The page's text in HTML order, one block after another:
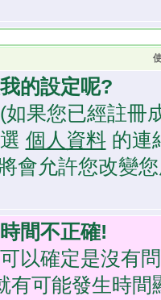
的設定呢?
果您已經註冊
個人資料的連
會允許您改變
間不正確!
以確定是沒有
有可能發生時